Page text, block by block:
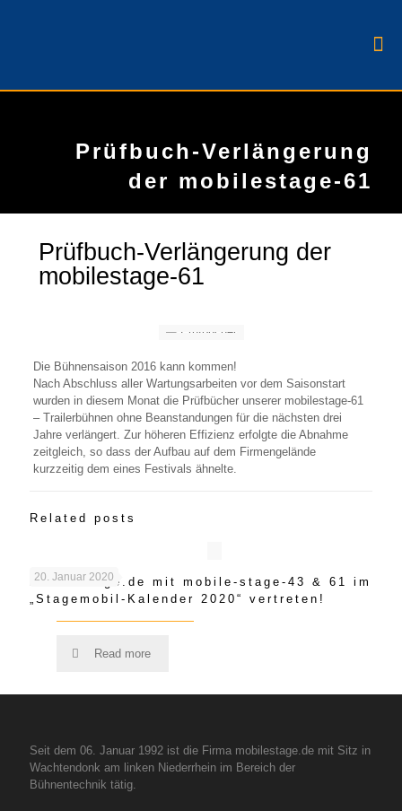
Prüfbuch-Verlängerung
der mobilestage-61
Prüfbuch-Verlängerung der
mobilestage-61
Die Bühnensaison 2016 kann kommen!
Nach Abschluss aller Wartungsarbeiten vor dem Saisonstart
wurden in diesem Monat die Prüfbücher unserer mobilestage-61
– Trailerbühnen ohne Beanstandungen für die nächsten drei
Jahre verlängert. Zur höheren Effizienz erfolgte die Abnahme
zeitgleich, so dass der Aufbau auf dem Firmengelände
kurzzeitig dem eines Festivals ähnelte.
Related posts
20. Januar 2020
mobilestage.de mit mobile-stage-43 & 61 im
„Stagemobil-Kalender 2020“ vertreten!
Read more
Seit dem 06. Januar 1992 ist die Firma mobilestage.de mit Sitz in
Wachtendonk am linken Niederrhein im Bereich der
Bühnentechnik tätig.